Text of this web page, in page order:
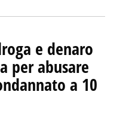
e denaro
per abusare
a 10